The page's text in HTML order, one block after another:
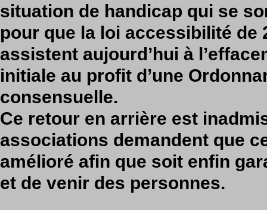
situation de handicap qui se
pour que la loi accessibilité de
assistent aujourd’hui à
initiale au profit d’une
consensuelle.
Ce retour en arrière est
associations demandent que
amélioré afin que soit enfin
et de venir des personnes.